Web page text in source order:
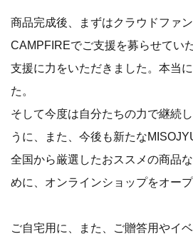
商品完成後、まずはクラウドファ
CAMPFIREでご支援を募らせてい
支援に力をいただきました。本当
た。
そして今度は自分たちの力で継続
うに、また、今後も新たな
全国から厳選したおススメの商品
めに、オンラインショップをオープ
ご自宅用に、また、ご贈答用やイ